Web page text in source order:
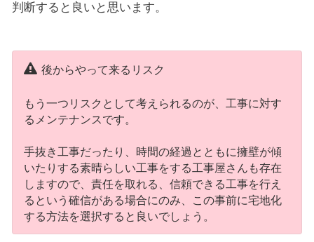
判断すると良いと思います。
後からやって来るリスク
もう一つリスクとして考えられるのが、工事に対す
るメンテナンスです。
手抜き工事だったり、時間の経過とともに擁壁が傾
いたりする素晴らしい工事をする工事屋さんも存在
しますので、責任を取れる、信頼できる工事を行え
るという確信がある場合にのみ、この事前に宅地化
する方法を選択すると良いでしょう。